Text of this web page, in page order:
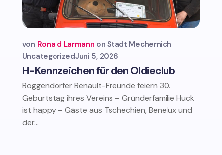
H-Kennzeichen für den Oldieclub
von Ronald Larmann
Stadt Mechernich
UncategorizedJuni 5, 2026
Roggendorfer Renault-Freunde feiern 30.
Geburtstag ihres Vereins – Gründerfamilie Hück
ist happy – Gäste aus Tschechien, Benelux und
der...